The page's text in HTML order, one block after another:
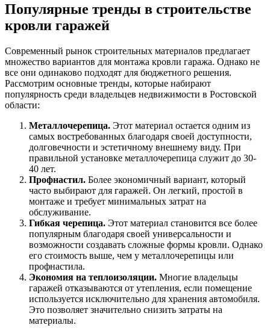
Популярные тренды в строительстве
кровли гаражей
Современный рынок строительных материалов предлагает
множество вариантов для монтажа кровли гаража. Однако не
все они одинаково подходят для бюджетного решения.
Рассмотрим основные тренды, которые набирают
популярность среди владельцев недвижимости в Ростовской
области:
Металлочерепица. Этот материал остается одним из
самых востребованных благодаря своей доступности,
долговечности и эстетичному внешнему виду. При
правильной установке металлочерепица служит до 30-
40 лет.
Профнастил. Более экономичный вариант, который
часто выбирают для гаражей. Он легкий, простой в
монтаже и требует минимальных затрат на
обслуживание.
Гибкая черепица. Этот материал становится все более
популярным благодаря своей универсальности и
возможности создавать сложные формы кровли. Однако
его стоимость выше, чем у металлочерепицы или
профнастила.
Экономия на теплоизоляции. Многие владельцы
гаражей отказываются от утепления, если помещение
используется исключительно для хранения автомобиля.
Это позволяет значительно снизить затраты на
материалы.